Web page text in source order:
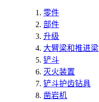
零件
部件
升级
大臂梁和推进梁
铲斗
灭火装置
铲斗护齿钻具
凿岩机